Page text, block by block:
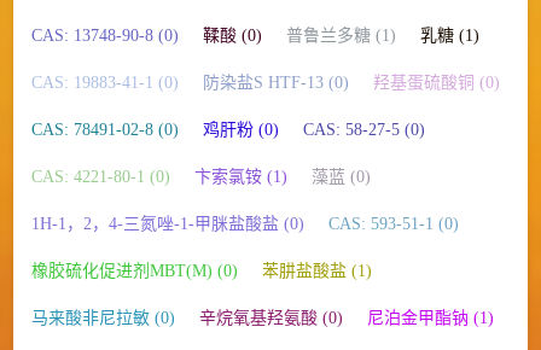
CAS: 13748-90-8 (0) 鞣酸 (0) 普鲁兰多糖 (1) 乳糖 (1)
CAS: 19883-41-1 (0) 防染盐S HTF-13 (0) 羟基蛋硫酸铜 (0)
CAS: 78491-02-8 (0) 鸡肝粉 (0) CAS: 58-27-5 (0)
CAS: 4221-80-1 (0) 卞索氯铵 (1) 藻蓝 (0)
1H-1，2，4-三氮唑-1-甲脒盐酸盐 (0) CAS: 593-51-1 (0)
橡胶硫化促进剂MBT(M) (0) 苯肼盐酸盐 (1)
马来酸非尼拉敏 (0) 辛烷氧基羟氨酸 (0) 尼泊金甲酯钠 (1)